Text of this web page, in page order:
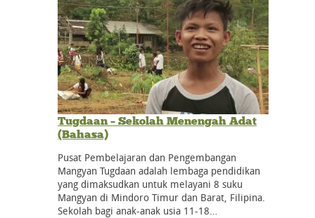
Tugdaan – Sekolah Menengah Adat
(Bahasa)
Pusat Pembelajaran dan Pengembangan
Mangyan Tugdaan adalah lembaga pendidikan
yang dimaksudkan untuk melayani 8 suku
Mangyan di Mindoro Timur dan Barat, Filipina.
Sekolah bagi anak-anak usia 11-18…